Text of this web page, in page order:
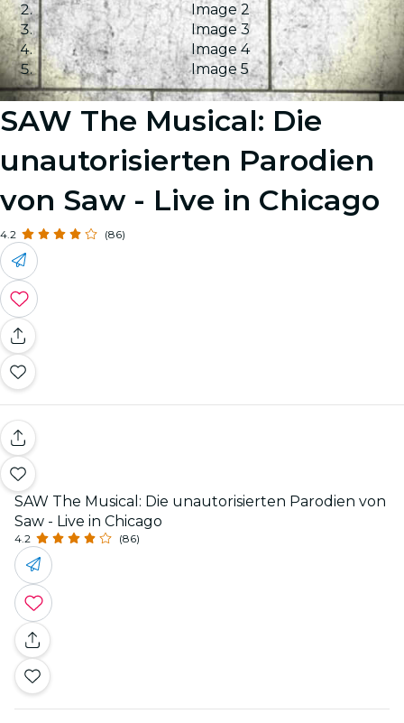
Image 2
Image 3
Image 4
Image 5
SAW The Musical: Die
unautorisierten Parodien
von Saw - Live in Chicago
4.2 (86)
SAW The Musical: Die unautorisierten Parodien von
Saw - Live in Chicago
4.2 (86)